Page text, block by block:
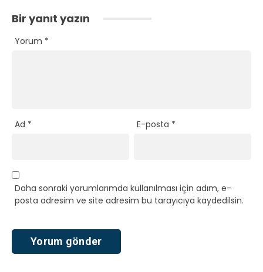
Bir yanıt yazın
Yorum *
Ad * E-posta *
Daha sonraki yorumlarımda kullanılması için adım, e-
posta adresim ve site adresim bu tarayıcıya kaydedilsin.